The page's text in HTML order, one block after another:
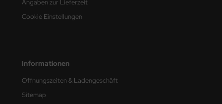
Angaben zur Lieferzeit
Cookie Einstellungen
Informationen
Öffnungszeiten & Ladengeschäft
Sitemap